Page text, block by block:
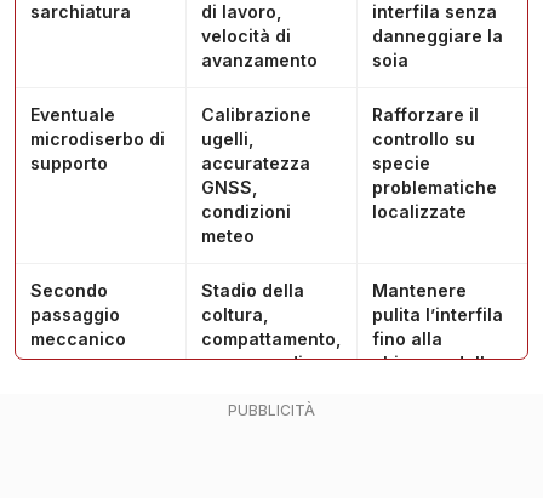
sarchiatura
di lavoro,
velocità di
avanzamento
interfila senza
danneggiare la
soia
Eventuale
microdiserbo di
supporto
Calibrazione
ugelli,
accuratezza
GNSS,
condizioni
meteo
Rafforzare il
controllo su
specie
problematiche
localizzate
Secondo
passaggio
meccanico
Stadio della
coltura,
compattamento,
presenza di
Mantenere
pulita l’interfila
fino alla
chiusura della